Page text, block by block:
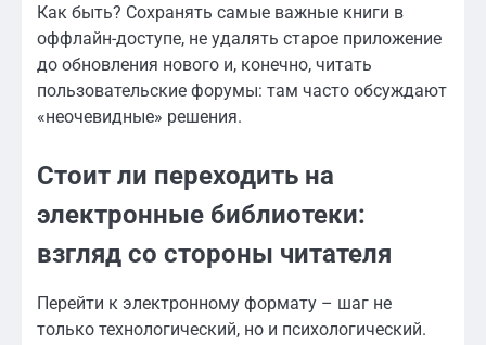
Как быть? Сохранять самые важные книги в
оффлайн-доступе, не удалять старое приложение
до обновления нового и, конечно, читать
пользовательские форумы: там часто обсуждают
«неочевидные» решения.
Стоит ли переходить на
электронные библиотеки:
взгляд со стороны читателя
Перейти к электронному формату – шаг не
только технологический, но и психологический.